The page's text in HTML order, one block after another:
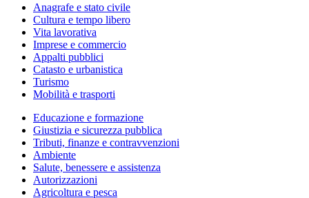
Anagrafe e stato civile
Cultura e tempo libero
Vita lavorativa
Imprese e commercio
Appalti pubblici
Catasto e urbanistica
Turismo
Mobilità e trasporti
Educazione e formazione
Giustizia e sicurezza pubblica
Tributi, finanze e contravvenzioni
Ambiente
Salute, benessere e assistenza
Autorizzazioni
Agricoltura e pesca